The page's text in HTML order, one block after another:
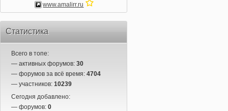
www.amalirr.ru
Статистика
Всего в топе:
— активных форумов: 30
— форумов за всё время: 4704
— участников: 10239
Сегодня добавлено:
— форумов: 0